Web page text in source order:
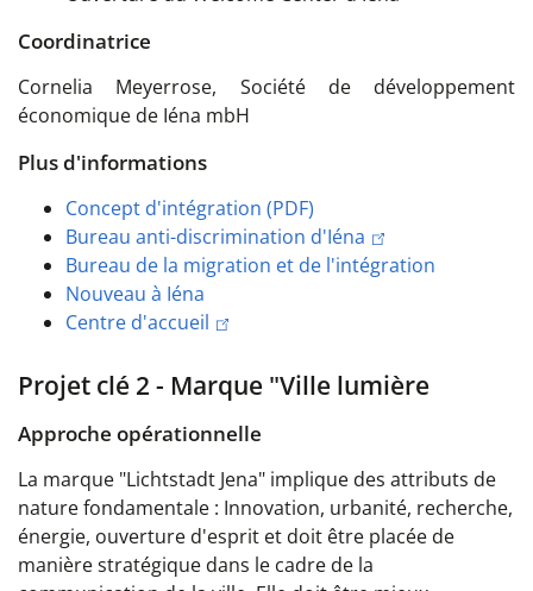
Coordinatrice
Cornelia Meyerrose, Société de développement
économique de Iéna mbH
Plus d'informations
Concept d'intégration (PDF)
Bureau anti-discrimination d'Iéna
Bureau de la migration et de l'intégration
Nouveau à Iéna
Centre d'accueil
Projet clé 2 - Marque "Ville lumière
Approche opérationnelle
La marque "Lichtstadt Jena" implique des attributs de
nature fondamentale : Innovation, urbanité, recherche,
énergie, ouverture d'esprit et doit être placée de
manière stratégique dans le cadre de la